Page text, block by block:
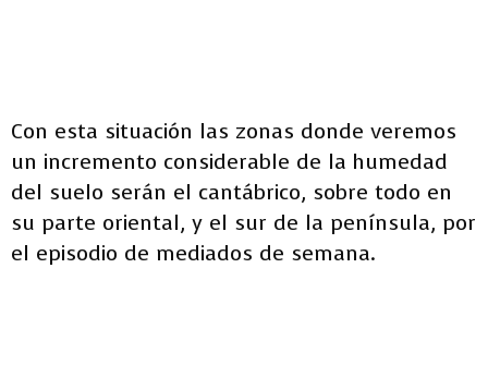
Con esta situación las zonas donde veremos
un incremento considerable de la humedad
del suelo serán el cantábrico, sobre todo en
su parte oriental, y el sur de la península, por
el episodio de mediados de semana.